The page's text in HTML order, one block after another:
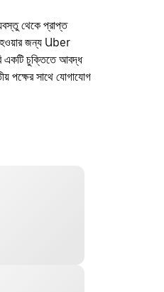
থেকে প্রাপ্ত
হওয়ার জন্য Uber
একটি চুক্তিতে আবদ্ধ
পক্ষের সাথে যোগাযোগ